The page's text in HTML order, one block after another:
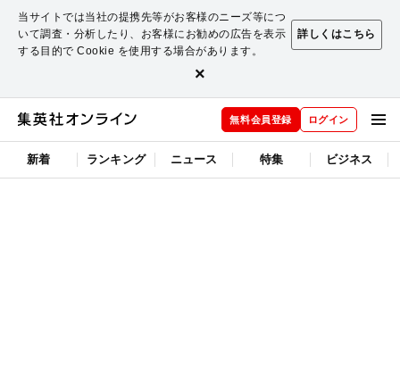
当サイトでは当社の提携先等がお客様のニーズ等につ
いて調査・分析したり、お客様にお勧めの広告を表示
する目的で Cookie を使用する場合があります。
詳しくはこちら
×
無料会員登録 ログイン
新着 ランキング ニュース 特集 ビジネス